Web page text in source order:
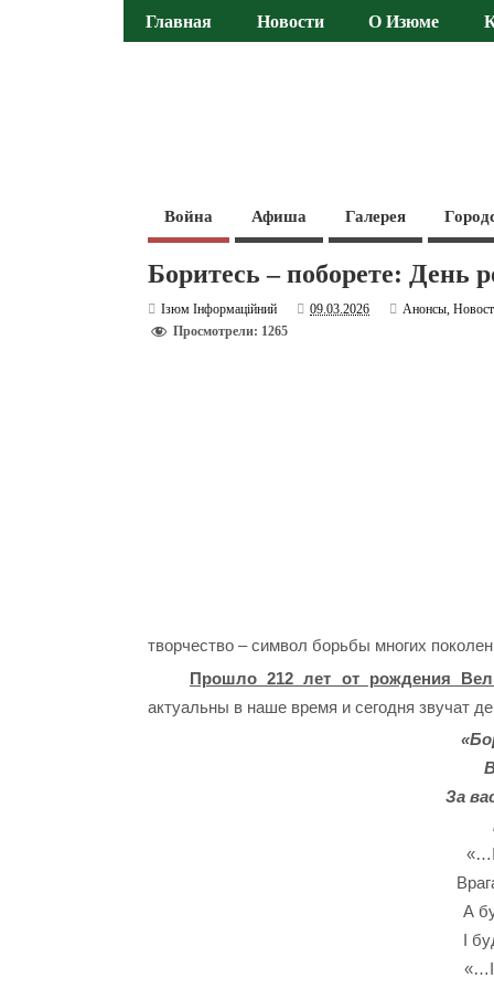
Главная Новости О Изюме
Война Афиша Галерея
Боритесь – поборете: День
Ізюм Інформаційний 09.03.2026 Анонсы,
Просмотрели: 1265
творчество – символ борьбы многих
Прошло 212 лет от рождения
актуальны в наше время и сегодня звучат
За
А
І